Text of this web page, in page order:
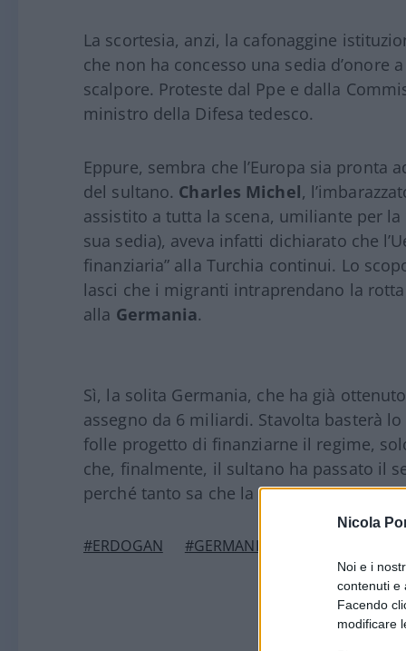
Nicola
Noi e i
contenuti e
Facendo
modificare
La scortesia, anzi, la cafonaggine
che non ha concesso una sedia d’onore a
scalpore. Proteste dal Ppe e dalla
ministro della Difesa tedesco.
Eppure, sembra che l’Europa sia
del sultano. Charles Michel,
assistito a tutta la scena, umiliante per
sua sedia), aveva infatti dichiarato che
finanziaria” alla Turchia continui. Lo
lasci che i migranti intraprendano la
alla Germania.
Sì, la solita Germania, che ha già
assegno da 6 miliardi. Stavolta basterà
folle progetto di finanziarne il regime,
che, finalmente, il sultano ha passato il
perché tanto sa che la debole Europa si
#ERDOGAN #GERMANIA